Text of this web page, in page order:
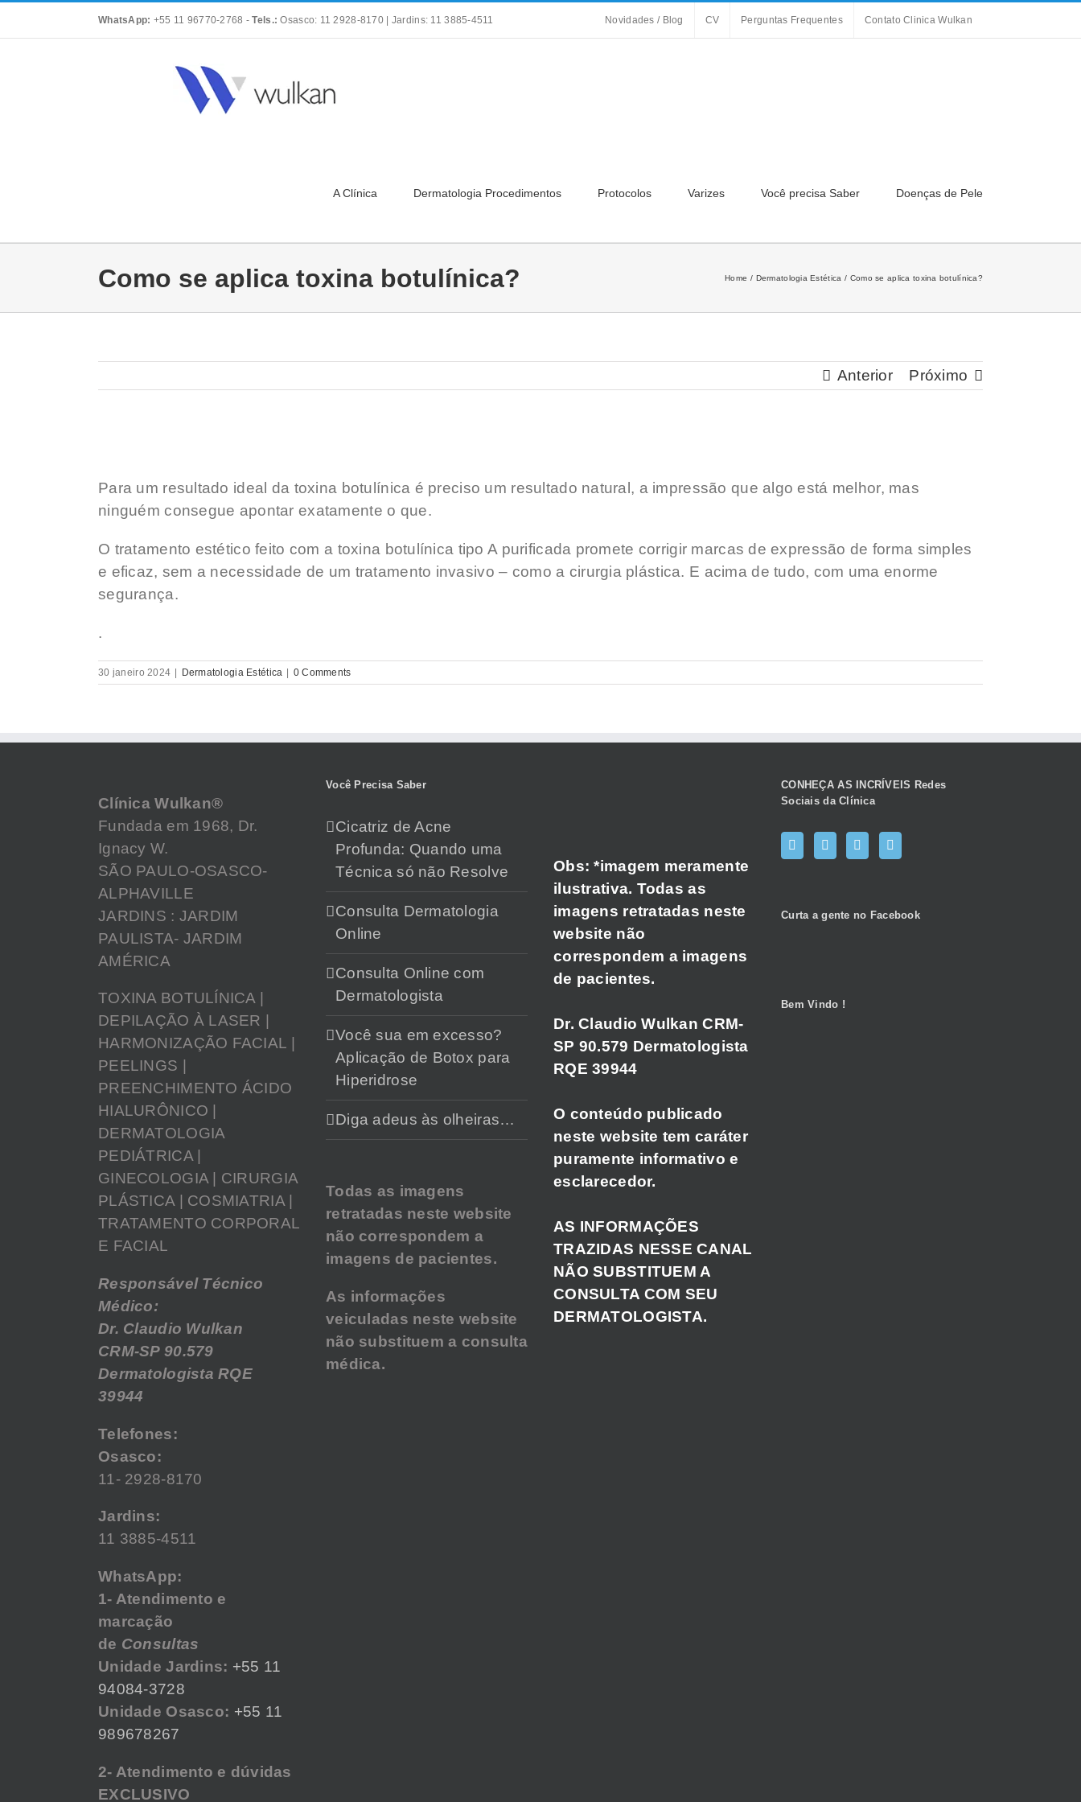
WhatsApp: +55 11 96770-2768 -Tels.: Osasco: 11 2928-8170 | Jardins: 11 3885-4511 Novidades / Blog CV Perguntas Frequentes Contato Clinica Wulkan
A Clínica Dermatologia Procedimentos Protocolos Varizes Você precisa Saber Doenças de Pele
Como se aplica toxina botulínica? Home Dermatologia Estética Como se aplica toxina botulínica?
Anterior Próximo
Para um resultado ideal da toxina botulínica é preciso um resultado natural, a impressão que algo está melhor, mas
ninguém consegue apontar exatamente o que.
O tratamento estético feito com a toxina botulínica tipo A purificada promete corrigir marcas de expressão de forma simples
e eficaz, sem a necessidade de um tratamento invasivo – como a cirurgia plástica. E acima de tudo, com uma enorme
segurança.
.
30 janeiro 2024 Dermatologia Estética 0 Comments
Clínica Wulkan®
Fundada em 1968, Dr.
Ignacy W.
SÃO PAULO-OSASCO-
ALPHAVILLE
JARDINS : JARDIM
PAULISTA- JARDIM
AMÉRICA
TOXINA BOTULÍNICA |
DEPILAÇÃO À LASER |
HARMONIZAÇÃO FACIAL |
PEELINGS |
PREENCHIMENTO ÁCIDO
HIALURÔNICO |
DERMATOLOGIA
PEDIÁTRICA |
GINECOLOGIA | CIRURGIA
PLÁSTICA | COSMIATRIA |
TRATAMENTO CORPORAL
E FACIAL
Responsável Técnico
Médico:
Dr. Claudio Wulkan
CRM-SP 90.579
Dermatologista RQE
39944
Telefones:
Osasco:
11- 2928-8170
Jardins:
11 3885-4511
WhatsApp:
1- Atendimento e
marcação
de Consultas
Unidade Jardins: +55 11
94084-3728
Unidade Osasco: +55 11
989678267
2- Atendimento e dúvidas
EXCLUSIVO
Você Precisa Saber
Cicatriz de Acne
Profunda: Quando uma
Técnica só não Resolve
Consulta Dermatologia
Online
Consulta Online com
Dermatologista
Você sua em excesso?
Aplicação de Botox para
Hiperidrose
Diga adeus às olheiras…
Todas as imagens
retratadas neste website
não correspondem a
imagens de pacientes.
As informações
veiculadas neste website
não substituem a consulta
médica.
Obs: *imagem meramente
ilustrativa. Todas as
imagens retratadas neste
website não
correspondem a imagens
de pacientes.
Dr. Claudio Wulkan CRM-
SP 90.579 Dermatologista
RQE 39944
O conteúdo publicado
neste website tem caráter
puramente informativo e
esclarecedor.
AS INFORMAÇÕES
TRAZIDAS NESSE CANAL
NÃO SUBSTITUEM A
CONSULTA COM SEU
DERMATOLOGISTA.
CONHEÇA AS INCRÍVEIS Redes
Sociais da Clínica
Curta a gente no Facebook
Bem Vindo !